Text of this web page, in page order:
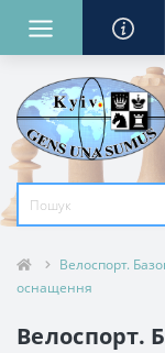
Велоспорт.
оснащення
Велоспорт.